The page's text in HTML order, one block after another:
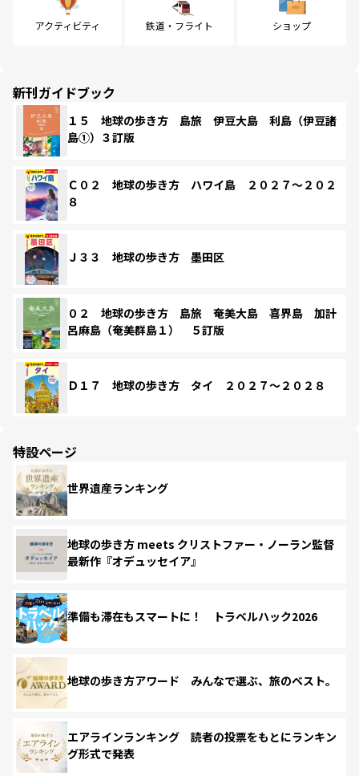
アクティビティ 鉄道・フライト ショップ
新刊ガイドブック
１５ 地球の歩き方 島旅 伊豆大島 利島（伊豆諸
島①）３訂版
Ｃ０２ 地球の歩き方 ハワイ島 ２０２７～２０２
８
Ｊ３３ 地球の歩き方 墨田区
０２ 地球の歩き方 島旅 奄美大島 喜界島 加計
呂麻島（奄美群島１） ５訂版
Ｄ１７ 地球の歩き方 タイ ２０２７～２０２８
特設ページ
世界遺産ランキング
地球の歩き方 meets クリストファー・ノーラン監督
最新作『オデュッセイア』
準備も滞在もスマートに！ トラベルハック2026
地球の歩き方アワード みんなで選ぶ、旅のベスト。
エアラインランキング 読者の投票をもとにランキン
グ形式で発表